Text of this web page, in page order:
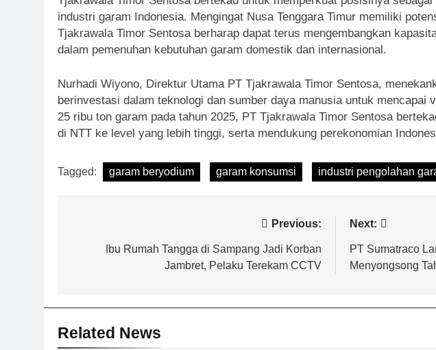
industri garam Indonesia. Mengingat Nusa Tenggara Timur memiliki
Tjakrawala Timor Sentosa berharap dapat terus mengembangkan
dalam pemenuhan kebutuhan garam domestik dan internasional.
Nurhadi Wiyono, Direktur Utama PT Tjakrawala Timor Sentosa,
berinvestasi dalam teknologi dan sumber daya manusia untuk mencapai
25 ribu ton garam pada tahun 2025, PT Tjakrawala Timor Sentosa
di NTT ke level yang lebih tinggi, serta mendukung perekonomian
Tagged: garam beryodium garam konsumsi industri pengolahan
Previous:
Ibu Rumah Tangga di Sampang Jadi Korban
Jambret, Pelaku Terekam CCTV
Next:
PT Sumatraco
Menyongsong
Related News